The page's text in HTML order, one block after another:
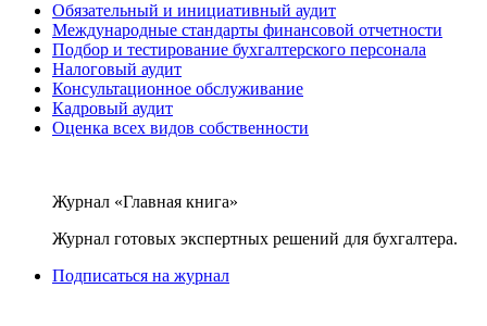
Обязательный и инициативный аудит
Международные стандарты финансовой отчетности
Подбор и тестирование бухгалтерского персонала
Налоговый аудит
Консультационное обслуживание
Кадровый аудит
Оценка всех видов собственности
Журнал «Главная книга»
Журнал готовых экспертных решений для бухгалтера.
Подписаться на журнал